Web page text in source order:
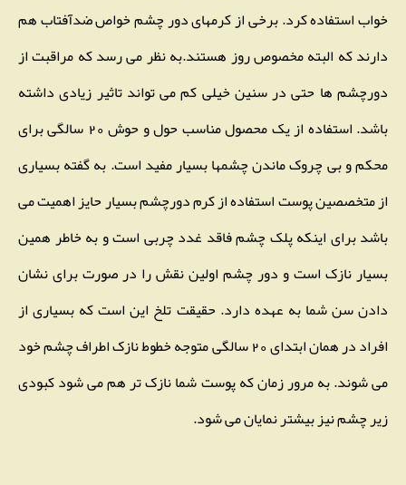
خواب استفاده کرد. برخی از کرمهای دور چشم خواص ضدآفتاب هم
دارند که البته مخصوص روز هستند.به نظر می رسد که مراقبت از
دورچشم ها حتی در سنین خیلی کم می تواند تاثیر زیادی داشته
باشد. استفاده از یک محصول مناسب حول و حوش 20 سالگی برای
محکم و بی چروک ماندن چشمها بسیار مفید است. به گفته بسیاری
از متخصصین پوست استفاده از کرم دورچشم بسیار حایز اهمیت می
باشد برای اینکه پلک چشم فاقد غدد چربی است و به خاطر همین
بسیار نازک است و دور چشم اولین نقش را در صورت برای نشان
دادن سن شما به عهده دارد. حقیقت تلخ این است که بسیاری از
افراد در همان ابتدای 20 سالگی متوجه خطوط نازک اطراف چشم خود
می شوند. به مرور زمان که پوست شما نازک تر هم می شود کبودی
زیر چشم نیز بیشتر نمایان می شود.